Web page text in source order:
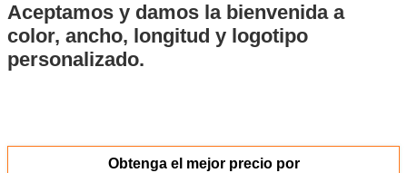
Aceptamos y damos la bienvenida a
color, ancho, longitud y logotipo
personalizado.
Obtenga el mejor precio por